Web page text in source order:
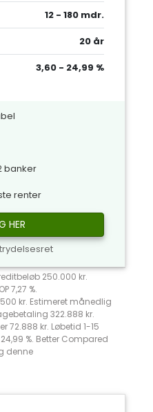
12 - 180 mdr.
20 år
3,60 - 24,99 %
banker
renter
HER
250.000 kr.
7,27 %.
kr. Estimeret månedlig
322.888 kr.
72.888 kr. Løbetid 1-15
%. Better Compared
denne